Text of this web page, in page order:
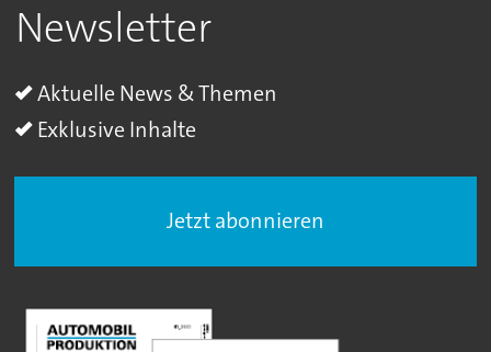
Newsletter
Aktuelle News & Themen
Exklusive Inhalte
Jetzt abonnieren